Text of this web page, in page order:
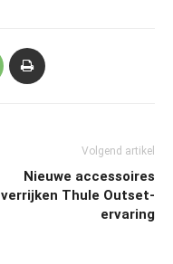
Volgend artikel
Nieuwe accessoires
verrijken Thule Outset-
ervaring